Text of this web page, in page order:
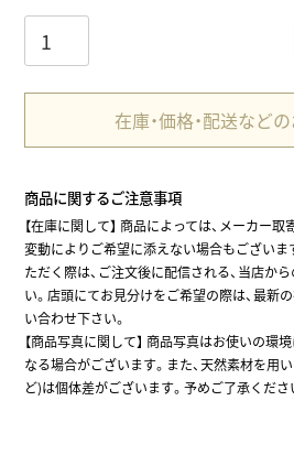
在庫・価格・配送など
商品に関するご注意事項
【在庫に関して】商品によっては、メーカー取
変動によりご希望に添えない場合もございま
ただく際は、ご注文後に配信される、当店か
い。店頭にてお見分けをご希望の際は、最新
い合わせ下さい。
【商品写真に関して】 商品写真はお使いの環
なる場合がございます。また、天然素材を用
ど)は個体差がございます。予めご了承くださ